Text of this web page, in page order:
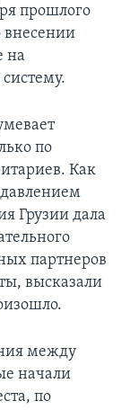
прошлого
внесении
на
по
Как
Грузии дала
партнеров
высказали
между
начали
по